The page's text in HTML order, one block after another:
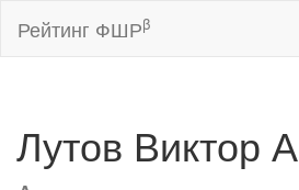
Рейтинг ФШРβ
Лутов Виктор А